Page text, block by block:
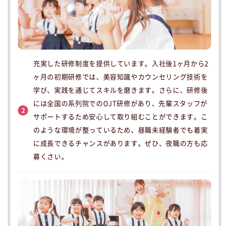
2
充実した研修制度を提供しています。入社後1ヶ月から2
ヶ月の初期研修では、美容知識やカウンセリング技術を
学び、実践を通じてスキルを磨きます。さらに、研修後
には全国の系列院でのOJT研修があり、先輩スタッフが
サポートするため安心して取り組むことができます。こ
のような環境が整っているため、昼職未経験者でも着実
に成長できるチャンスがあります。ぜひ、夜職の方も応
募くさい。